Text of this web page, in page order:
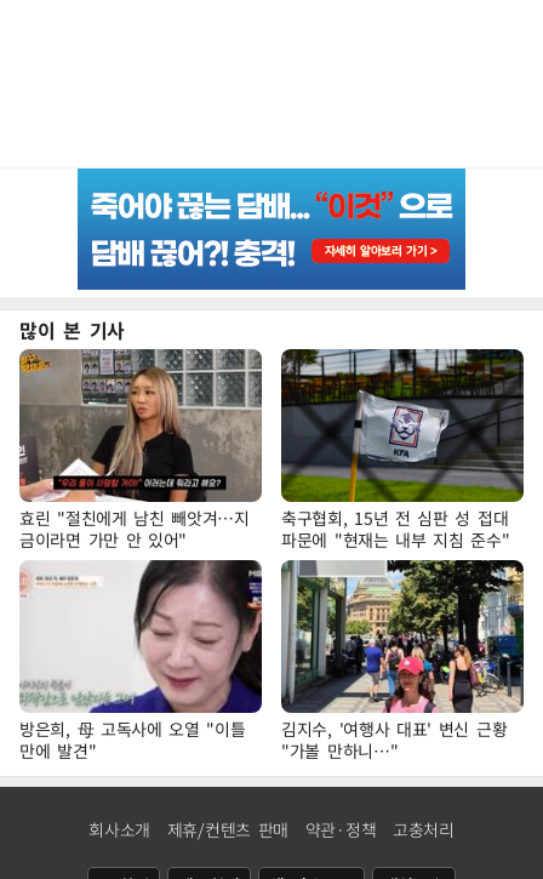
많이 본 기사
효린 "절친에게 남친 빼앗겨…지
금이라면 가만 안 있어"
축구협회, 15년 전 심판 성 접대
파문에 "현재는 내부 지침 준수"
방은희, 母 고독사에 오열 "이틀
만에 발견"
김지수, '여행사 대표' 변신 근황
"가볼 만하니…"
회사소개 제휴/컨텐츠 판매 약관·정책 고충처리